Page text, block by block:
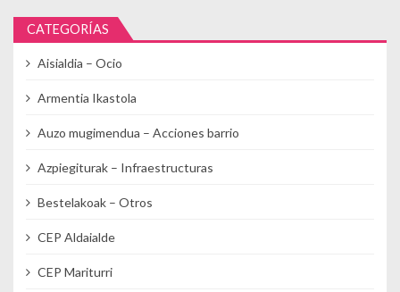
CATEGORÍAS
Aisialdia – Ocio
Armentia Ikastola
Auzo mugimendua – Acciones barrio
Azpiegiturak – Infraestructuras
Bestelakoak – Otros
CEP Aldaialde
CEP Mariturri